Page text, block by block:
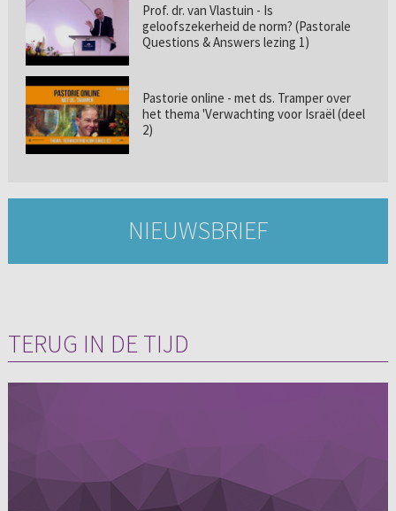
Prof. dr. van Vlastuin - Is
geloofszekerheid de norm? (Pastorale
Questions & Answers lezing 1)
Pastorie online - met ds. Tramper over
het thema 'Verwachting voor Israël (deel
2)
NIEUWSBRIEF
TERUG IN DE TIJD